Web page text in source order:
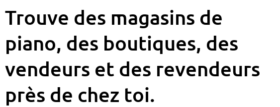
Trouve des magasins de
piano, des boutiques, des
vendeurs et des revendeurs
près de chez toi.